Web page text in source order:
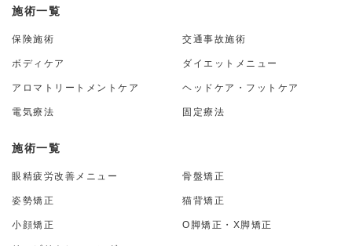
施術一覧
保険施術 交通事故施術
ボディケア ダイエットメニュー
アロマトリートメントケア ヘッドケア・フットケア
電気療法 固定療法
施術一覧
眼精疲労改善メニュー 骨盤矯正
姿勢矯正 猫背矯正
小顔矯正 O脚矯正・X脚矯正